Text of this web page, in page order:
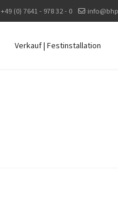
+49 (0) 7641 - 978 32 - 0
Verkauf | Festinstallation